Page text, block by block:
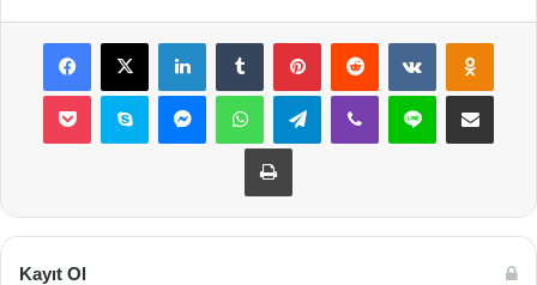
Facebook
X LinkedInTumblr PinterestReddit VKontakte
Pocket Skype MessengerWhatsAppTelegramViber Line E-Posta ile
Yazdır
Kayıt Ol